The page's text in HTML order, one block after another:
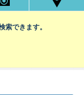
索できます。